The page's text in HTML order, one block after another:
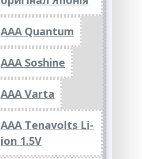
AAA Quantum
AAA Soshine
AAA Varta
AAA Tenavolts Li-
ion 1.5V